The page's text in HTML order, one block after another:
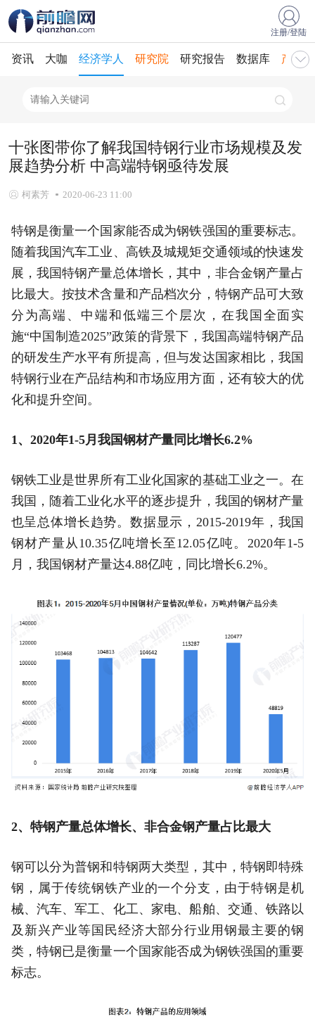
注册/登陆
资讯 大咖 经济学人 研究院 研究报告 数据库 产业
十张图带你了解我国特钢行业市场规模及发
展趋势分析 中高端特钢亟待发展
柯素芳 2020-06-23 11:00
特钢是衡量一个国家能否成为钢铁强国的重要标志。
随着我国汽车工业、高铁及城规矩交通领域的快速发
展，我国特钢产量总体增长，其中，非合金钢产量占
比最大。按技术含量和产品档次分，特钢产品可大致
分为高端、中端和低端三个层次，在我国全面实
施“中国制造2025”政策的背景下，我国高端特钢产品
的研发生产水平有所提高，但与发达国家相比，我国
特钢行业在产品结构和市场应用方面，还有较大的优
化和提升空间。
1、2020年1-5月我国钢材产量同比增长6.2%
钢铁工业是世界所有工业化国家的基础工业之一。在
我国，随着工业化水平的逐步提升，我国的钢材产量
也呈总体增长趋势。数据显示，2015-2019年，我国
钢材产量从10.35亿吨增长至12.05亿吨。2020年1-5
月，我国钢材产量达4.88亿吨，同比增长6.2%。
2、特钢产量总体增长、非合金钢产量占比最大
钢可以分为普钢和特钢两大类型，其中，特钢即特殊
钢，属于传统钢铁产业的一个分支，由于特钢是机
械、汽车、军工、化工、家电、船舶、交通、铁路以
及新兴产业等国民经济大部分行业用钢最主要的钢
类，特钢已是衡量一个国家能否成为钢铁强国的重要
标志。